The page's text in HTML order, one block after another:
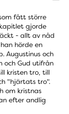
fått större
gjorde
- allt av nåd
hörde en
Augustinus och
och Gud utifrån
kristen tro, till
"hjärtats tro".
om kristnas
efter andlig